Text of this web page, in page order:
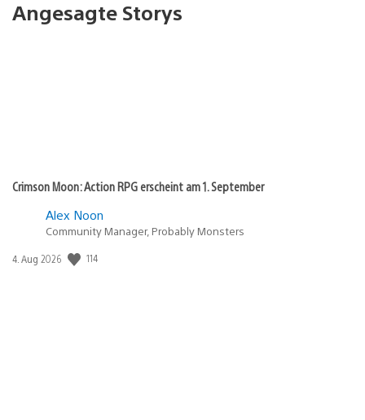
Angesagte Storys
Crimson Moon: Action RPG erscheint am 1. September
Alex Noon
Community Manager, Probably Monsters
Veröffentlichungsdatum:
4. Aug 2026 114